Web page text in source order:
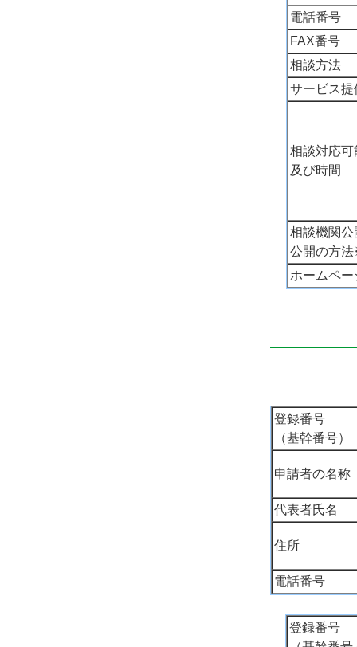
電話番号
FAX番号
相談方法
サービス
相談対応可
及び時間
相談機関公
公開の方
ホームペー
登録番号
（基幹番号）
申請者の名称
代表者氏名
住所
電話番号
登録番号